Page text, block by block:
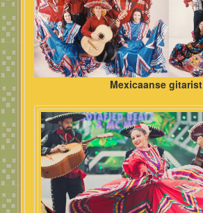
Mexicaanse gitarist